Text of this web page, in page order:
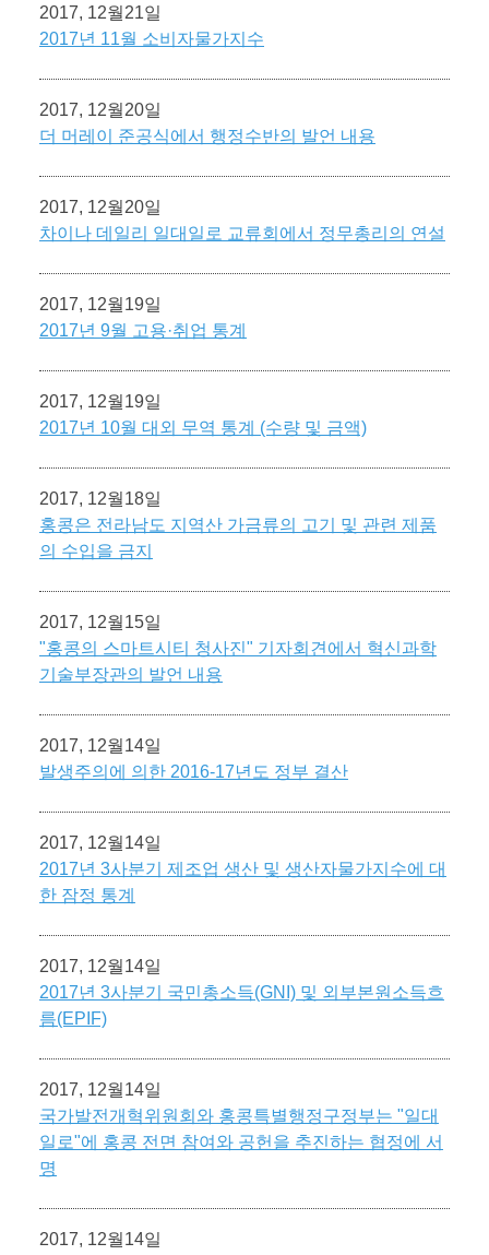
2017, 12월21일
2017년 11월 소비자물가지수
2017, 12월20일
더 머레이 준공식에서 행정수반의 발언 내용
2017, 12월20일
차이나 데일리 일대일로 교류회에서 정무총리의 연설
2017, 12월19일
2017년 9월 고용·취업 통계
2017, 12월19일
2017년 10월 대외 무역 통계 (수량 및 금액)
2017, 12월18일
홍콩은 전라남도 지역산 가금류의 고기 및 관련 제품
의 수입을 금지
2017, 12월15일
"홍콩의 스마트시티 청사진" 기자회견에서 혁신과학
기술부장관의 발언 내용
2017, 12월14일
발생주의에 의한 2016-17년도 정부 결산
2017, 12월14일
2017년 3사분기 제조업 생산 및 생산자물가지수에 대
한 잠정 통계
2017, 12월14일
2017년 3사분기 국민총소득(GNI) 및 외부본원소득흐
름(EPIF)
2017, 12월14일
국가발전개혁위원회와 홍콩특별행정구정부는 "일대
일로"에 홍콩 전면 참여와 공헌을 추진하는 협정에 서
명
2017, 12월14일